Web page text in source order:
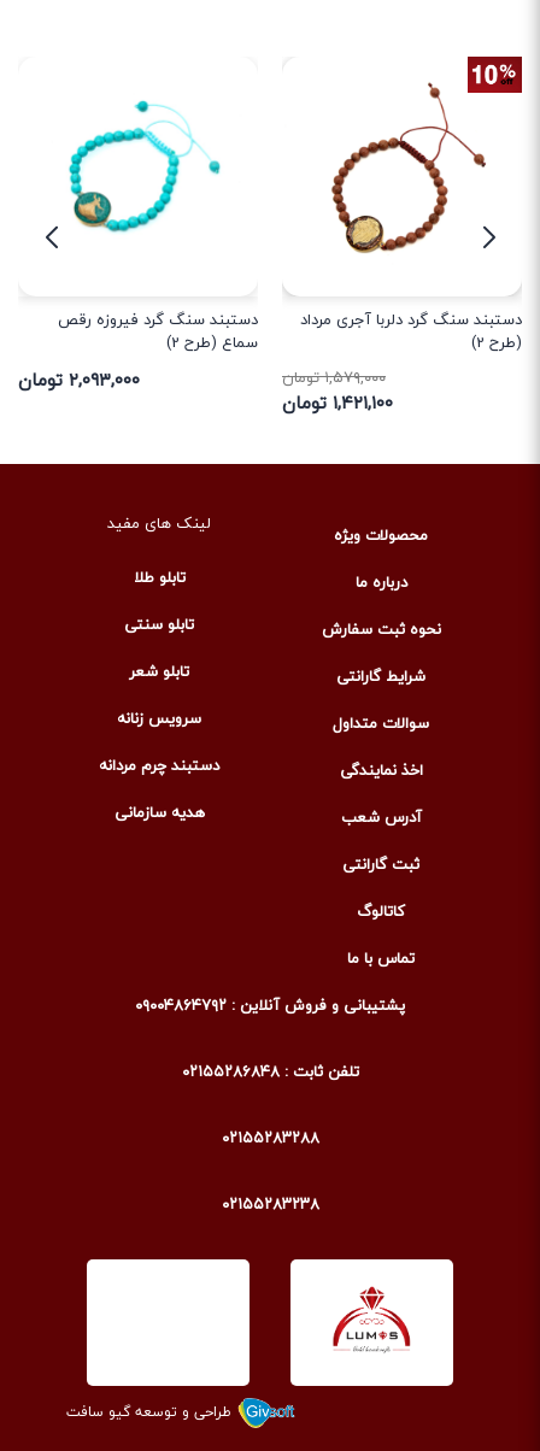
دستبند سنگ گرد دلربا آجری مرداد
(طرح 2)
۱,۵۷۹,۰۰۰ تومان
۱,۴۲۱,۱۰۰ تومان
دستبند سنگ گرد فیروزه رقص
سماع (طرح 2)
۲,۰۹۳,۰۰۰ تومان
محصولات ویژه
درباره ما
نحوه ثبت سفارش
شرایط گارانتی
سوالات متداول
اخذ نمایندگی
آدرس شعب
ثبت گارانتی
کاتالوگ
تماس با ما
لینک های مفید
تابلو طلا
تابلو سنتی
تابلو شعر
سرویس زنانه
دستبند چرم مردانه
هدیه سازمانی
پشتیبانی و فروش آنلاین : ۰۹۰۰۴۸۶۴۷۹۲
تلفن ثابت : ۰۲۱۵۵۲۸۶۸۴۸
۰۲۱۵۵۲۸۳۲۸۸
۰۲۱۵۵۲۸۳۲۳۸
طراحی و توسعه گیو سافت